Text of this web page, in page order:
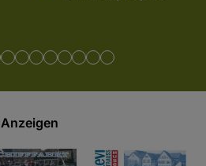
Anzeigen